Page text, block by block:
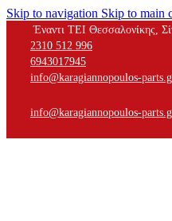
Skip to navigation Skip to main
Έναντι ΤΕΙ Θεσσαλονίκης,
2310 512 996
6943017945
info@karagiannopoulos-
info@karagiannopoulos-